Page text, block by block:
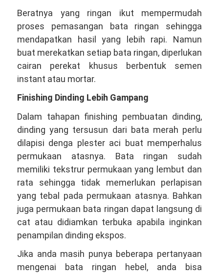
Beratnya yang ringan ikut mempermudah
proses pemasangan bata ringan sehingga
mendapatkan hasil yang lebih rapi. Namun
buat merekatkan setiap bata ringan, diperlukan
cairan perekat khusus berbentuk semen
instant atau mortar.
Finishing Dinding Lebih Gampang
Dalam tahapan finishing pembuatan dinding,
dinding yang tersusun dari bata merah perlu
dilapisi denga plester aci buat memperhalus
permukaan atasnya. Bata ringan sudah
memiliki tekstrur permukaan yang lembut dan
rata sehingga tidak memerlukan perlapisan
yang tebal pada permukaan atasnya. Bahkan
juga permukaan bata ringan dapat langsung di
cat atau didiamkan terbuka apabila inginkan
penampilan dinding ekspos.
Jika anda masih punya beberapa pertanyaan
mengenai bata ringan hebel, anda bisa